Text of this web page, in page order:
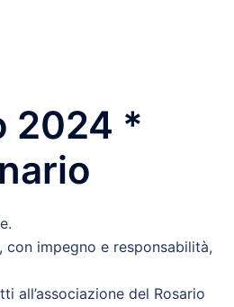
2024 *
con impegno e responsabilità,
all’associazione del Rosario